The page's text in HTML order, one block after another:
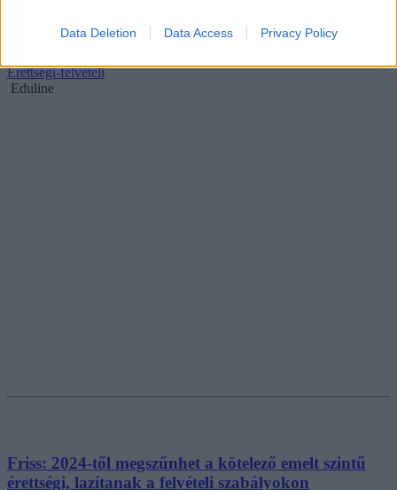
Data Deletion Data Access Privacy Policy
2023-ban felvételiztek? Mutatjuk, mitől függ, hogy szükségetek
lesz-e emelt szintű érettségire.
Érettségi-felvételi
Eduline
Friss: 2024-től megszűnhet a kötelező emelt szintű
érettségi, lazítanak a felvételi szabályokon